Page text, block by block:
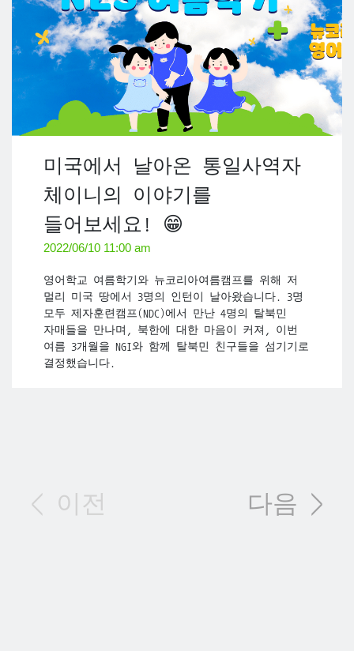
미국에서 날아온 통일사역자
체이니의 이야기를
들어보세요! 😁
2022/06/10 11:00 am
영어학교 여름학기와 뉴코리아여름캠프를 위해 저
멀리 미국 땅에서 3명의 인턴이 날아왔습니다. 3명
모두 제자훈련캠프(NDC)에서 만난 4명의 탈북민
자매들을 만나며, 북한에 대한 마음이 커져, 이번
여름 3개월을 NGI와 함께 탈북민 친구들을 섬기기로
결정했습니다.
< 이전 다음 >